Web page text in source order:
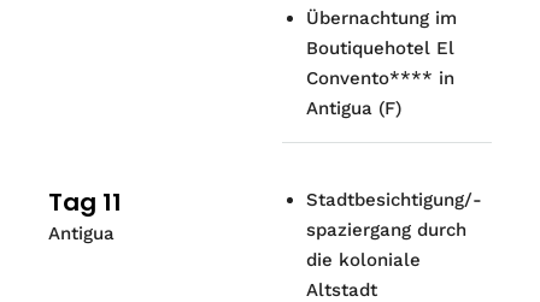
Übernachtung im
Boutiquehotel El
Convento**** in
Antigua (F)
Tag 11
Antigua
Stadtbesichtigung/-
spaziergang durch
die koloniale
Altstadt